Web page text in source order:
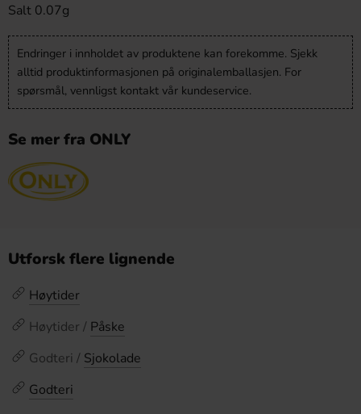
Salt 0.07g
Endringer i innholdet av produktene kan forekomme. Sjekk
alltid produktinformasjonen på originalemballasjen. For
spørsmål, vennligst kontakt vår kundeservice.
Se mer fra ONLY
Utforsk flere lignende
Høytider
Høytider / Påske
Godteri / Sjokolade
Godteri